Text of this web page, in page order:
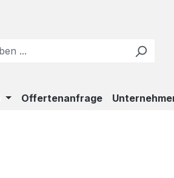
Offertenanfrage